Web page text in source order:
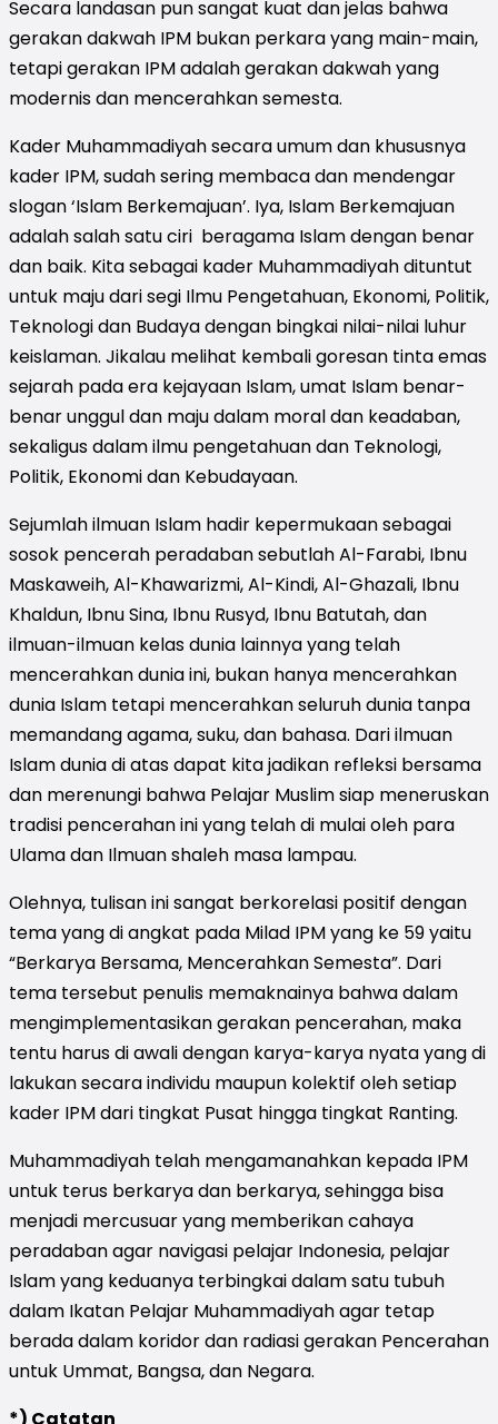
Secara landasan pun sangat kuat dan jelas bahwa
gerakan dakwah IPM bukan perkara yang main-main,
tetapi gerakan IPM adalah gerakan dakwah yang
modernis dan mencerahkan semesta.
Kader Muhammadiyah secara umum dan khususnya
kader IPM, sudah sering membaca dan mendengar
slogan ‘Islam Berkemajuan’. Iya, Islam Berkemajuan
adalah salah satu ciri beragama Islam dengan benar
dan baik. Kita sebagai kader Muhammadiyah dituntut
untuk maju dari segi Ilmu Pengetahuan, Ekonomi, Politik,
Teknologi dan Budaya dengan bingkai nilai-nilai luhur
keislaman. Jikalau melihat kembali goresan tinta emas
sejarah pada era kejayaan Islam, umat Islam benar-
benar unggul dan maju dalam moral dan keadaban,
sekaligus dalam ilmu pengetahuan dan Teknologi,
Politik, Ekonomi dan Kebudayaan.
Sejumlah ilmuan Islam hadir kepermukaan sebagai
sosok pencerah peradaban sebutlah Al-Farabi, Ibnu
Maskaweih, Al-Khawarizmi, Al-Kindi, Al-Ghazali, Ibnu
Khaldun, Ibnu Sina, Ibnu Rusyd, Ibnu Batutah, dan
ilmuan-ilmuan kelas dunia lainnya yang telah
mencerahkan dunia ini, bukan hanya mencerahkan
dunia Islam tetapi mencerahkan seluruh dunia tanpa
memandang agama, suku, dan bahasa. Dari ilmuan
Islam dunia di atas dapat kita jadikan refleksi bersama
dan merenungi bahwa Pelajar Muslim siap meneruskan
tradisi pencerahan ini yang telah di mulai oleh para
Ulama dan Ilmuan shaleh masa lampau.
Olehnya, tulisan ini sangat berkorelasi positif dengan
tema yang di angkat pada Milad IPM yang ke 59 yaitu
“Berkarya Bersama, Mencerahkan Semesta”. Dari
tema tersebut penulis memaknainya bahwa dalam
mengimplementasikan gerakan pencerahan, maka
tentu harus di awali dengan karya-karya nyata yang di
lakukan secara individu maupun kolektif oleh setiap
kader IPM dari tingkat Pusat hingga tingkat Ranting.
Muhammadiyah telah mengamanahkan kepada IPM
untuk terus berkarya dan berkarya, sehingga bisa
menjadi mercusuar yang memberikan cahaya
peradaban agar navigasi pelajar Indonesia, pelajar
Islam yang keduanya terbingkai dalam satu tubuh
dalam Ikatan Pelajar Muhammadiyah agar tetap
berada dalam koridor dan radiasi gerakan Pencerahan
untuk Ummat, Bangsa, dan Negara.
*) Catatan